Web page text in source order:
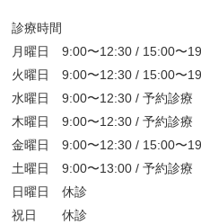
診療時間
月曜日 9:00〜12:30 / 15:00〜
火曜日 9:00〜12:30 / 15:00〜
水曜日 9:00〜12:30 / 予約診療
木曜日 9:00〜12:30 / 予約診療
金曜日 9:00〜12:30 / 15:00〜
土曜日 9:00〜13:00 / 予約診療
日曜日 休診
祝日 休診